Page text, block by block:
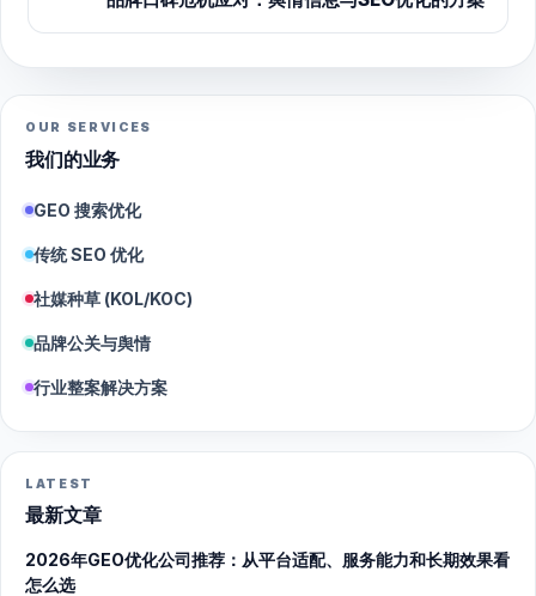
OUR SERVICES
我们的业务
GEO 搜索优化
传统 SEO 优化
社媒种草 (KOL/KOC)
品牌公关与舆情
行业整案解决方案
LATEST
最新文章
2026年GEO优化公司推荐：从平台适配、服务能力和长期效果看
怎么选